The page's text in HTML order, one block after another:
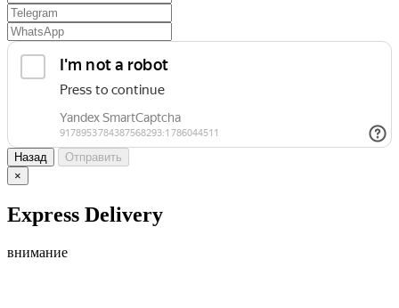
Назад
Отправить
×
Express Delivery
внимание